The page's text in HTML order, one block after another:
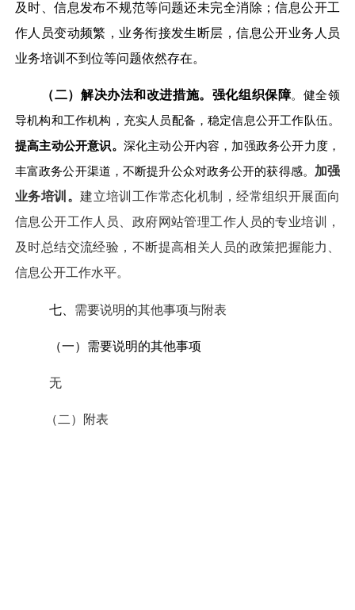
及时、信息发布不规范等问题还未完全消除；信息公开工
作人员变动频繁，业务衔接发生断层，信息公开业务人员
业务培训不到位等问题依然存在。
（二）解决办法和改进措施。强化组织保障。健全领
导机构和工作机构，充实人员配备，稳定信息公开工作队伍。
提高主动公开意识。 深化主动公开内容，加强政务公开力度，
丰富政务公开渠道，不断提升公众对政务公开的获得感。 加强
业务培训。建立培训工作常态化机制，经常组织开展面向
信息公开工作人员、政府网站管理工作人员的专业培训，
及时总结交流经验，不断提高相关人员的政策把握能力、
信息公开工作水平。
七、 需要说明的其他事项与附表
（一）需要说明的其他事项
无
（二） 附表